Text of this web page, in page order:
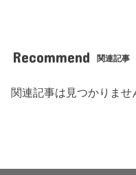
Recommend 関連記事
関連記事は見つかりませ